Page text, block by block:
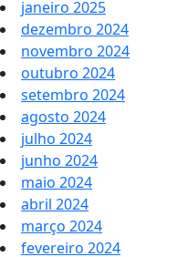
janeiro 2025
dezembro 2024
novembro 2024
outubro 2024
setembro 2024
agosto 2024
julho 2024
junho 2024
maio 2024
abril 2024
março 2024
fevereiro 2024